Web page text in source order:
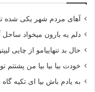
آهای مردم شهر یکی شده
دلم یه بارون میخواد ساحل
حال بد تنهاییامو از چایی
خودت بیا بیا بیا من پشتتم
به یادم باش بیا ای تکیه